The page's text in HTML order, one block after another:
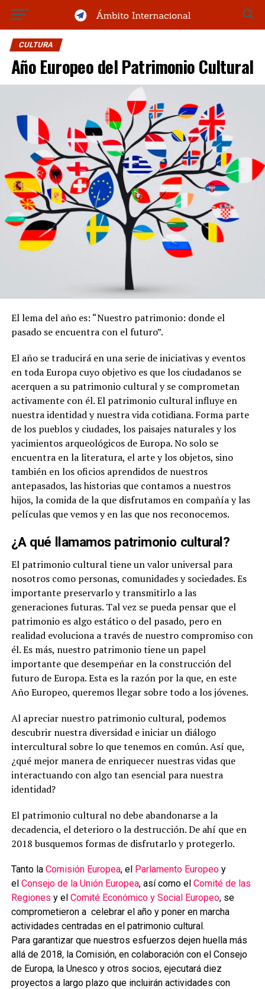
CULTURA
Año Europeo del Patrimonio Cultural
El lema del año es: “Nuestro patrimonio: donde el
pasado se encuentra con el futuro”.
El año se traducirá en una serie de iniciativas y eventos
en toda Europa cuyo objetivo es que los ciudadanos se
acerquen a su patrimonio cultural y se comprometan
activamente con él. El patrimonio cultural influye en
nuestra identidad y nuestra vida cotidiana. Forma parte
de los pueblos y ciudades, los paisajes naturales y los
yacimientos arqueológicos de Europa. No solo se
encuentra en la literatura, el arte y los objetos, sino
también en los oficios aprendidos de nuestros
antepasados, las historias que contamos a nuestros
hijos, la comida de la que disfrutamos en compañía y las
películas que vemos y en las que nos reconocemos.
¿A qué llamamos patrimonio cultural?
El patrimonio cultural tiene un valor universal para
nosotros como personas, comunidades y sociedades. Es
importante preservarlo y transmitirlo a las
generaciones futuras. Tal vez se pueda pensar que el
patrimonio es algo estático o del pasado, pero en
realidad evoluciona a través de nuestro compromiso con
él. Es más, nuestro patrimonio tiene un papel
importante que desempeñar en la construcción del
futuro de Europa. Esta es la razón por la que, en este
Año Europeo, queremos llegar sobre todo a los jóvenes.
Al apreciar nuestro patrimonio cultural, podemos
descubrir nuestra diversidad e iniciar un diálogo
intercultural sobre lo que tenemos en común. Así que,
¿qué mejor manera de enriquecer nuestras vidas que
interactuando con algo tan esencial para nuestra
identidad?
El patrimonio cultural no debe abandonarse a la
decadencia, el deterioro o la destrucción. De ahí que en
2018 busquemos formas de disfrutarlo y protegerlo.
Tanto la Comisión Europea, el Parlamento Europeo y
el Consejo de la Unión Europea, así como el Comité de las
Regiones y el Comité Económico y Social Europeo, se
comprometieron a celebrar el año y poner en marcha
actividades centradas en el patrimonio cultural.
Para garantizar que nuestros esfuerzos dejen huella más
allá de 2018, la Comisión, en colaboración con el Consejo
de Europa, la Unesco y otros socios, ejecutará diez
proyectos a largo plazo que incluirán actividades con